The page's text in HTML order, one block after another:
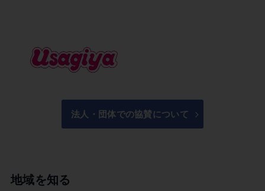
法人・団体での協賛について
地域を知る